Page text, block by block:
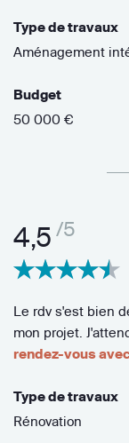
Type de travaux
Aménagement
Budget
50 000 €
4,5 /5
Le rdv s'est bien
mon projet.
rendez-vous
Type de travaux
Rénovation